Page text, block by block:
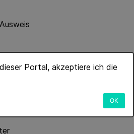
Portal, akzeptiere ich die
OK